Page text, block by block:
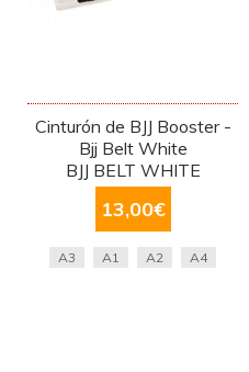
Cinturón de BJJ Booster -
Bjj Belt White
BJJ BELT WHITE
13,00€
A3 A1 A2 A4